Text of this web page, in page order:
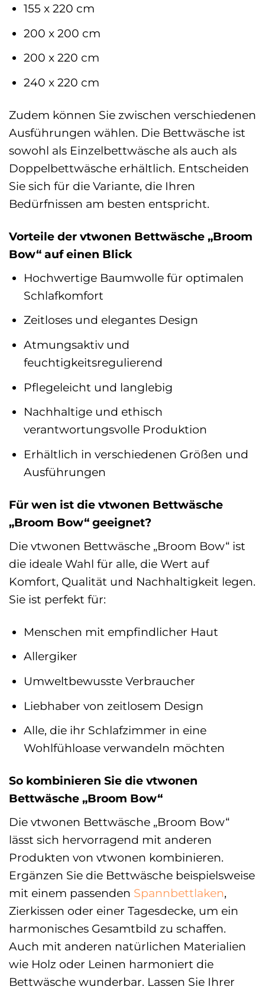
155 x 220 cm
200 x 200 cm
200 x 220 cm
240 x 220 cm
Zudem können Sie zwischen verschiedenen
Ausführungen wählen. Die Bettwäsche ist
sowohl als Einzelbettwäsche als auch als
Doppelbettwäsche erhältlich. Entscheiden
Sie sich für die Variante, die Ihren
Bedürfnissen am besten entspricht.
Vorteile der vtwonen Bettwäsche „Broom
Bow“ auf einen Blick
Hochwertige Baumwolle für optimalen
Schlafkomfort
Zeitloses und elegantes Design
Atmungsaktiv und
feuchtigkeitsregulierend
Pflegeleicht und langlebig
Nachhaltige und ethisch
verantwortungsvolle Produktion
Erhältlich in verschiedenen Größen und
Ausführungen
Für wen ist die vtwonen Bettwäsche
„Broom Bow“ geeignet?
Die vtwonen Bettwäsche „Broom Bow“ ist
die ideale Wahl für alle, die Wert auf
Komfort, Qualität und Nachhaltigkeit legen.
Sie ist perfekt für:
Menschen mit empfindlicher Haut
Allergiker
Umweltbewusste Verbraucher
Liebhaber von zeitlosem Design
Alle, die ihr Schlafzimmer in eine
Wohlfühloase verwandeln möchten
So kombinieren Sie die vtwonen
Bettwäsche „Broom Bow“
Die vtwonen Bettwäsche „Broom Bow“
lässt sich hervorragend mit anderen
Produkten von vtwonen kombinieren.
Ergänzen Sie die Bettwäsche beispielsweise
mit einem passenden Spannbettlaken,
Zierkissen oder einer Tagesdecke, um ein
harmonisches Gesamtbild zu schaffen.
Auch mit anderen natürlichen Materialien
wie Holz oder Leinen harmoniert die
Bettwäsche wunderbar. Lassen Sie Ihrer